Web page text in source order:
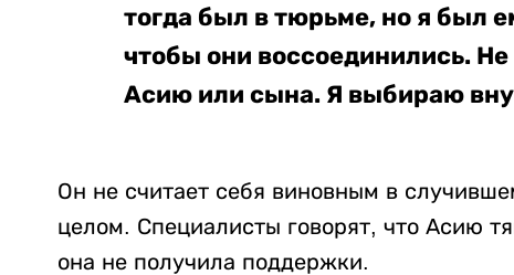
тогда был в тюрьме, но я был
чтобы они воссоединились.
Асию или сына. Я выбираю
Он не считает себя виновным в
целом. Специалисты говорят, что Асию
она не получила поддержки.